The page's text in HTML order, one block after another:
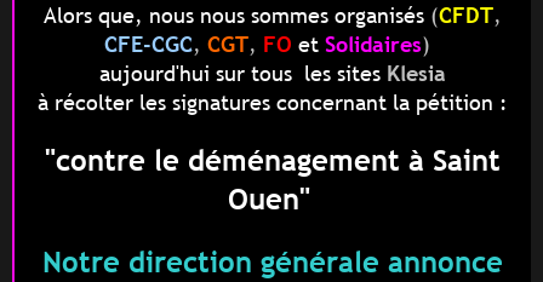
Alors que, nous nous sommes organisés (CFDT,
CFE-CGC, CGT, FO et Solidaires)
aujourd'hui sur tous les sites Klesia
à récolter les signatures concernant la pétition :
"contre le déménagement à Saint
Ouen"
Notre direction générale annonce